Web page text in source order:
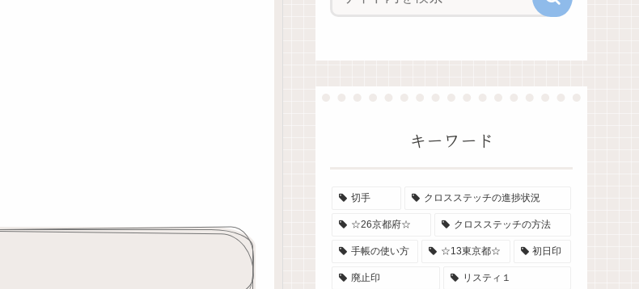
キーワード
切手 クロスステッチの進捗状況
☆26京都府☆ クロスステッチの方法
手帳の使い方 ☆13東京都☆ 初日印
廃止印 リスティ１